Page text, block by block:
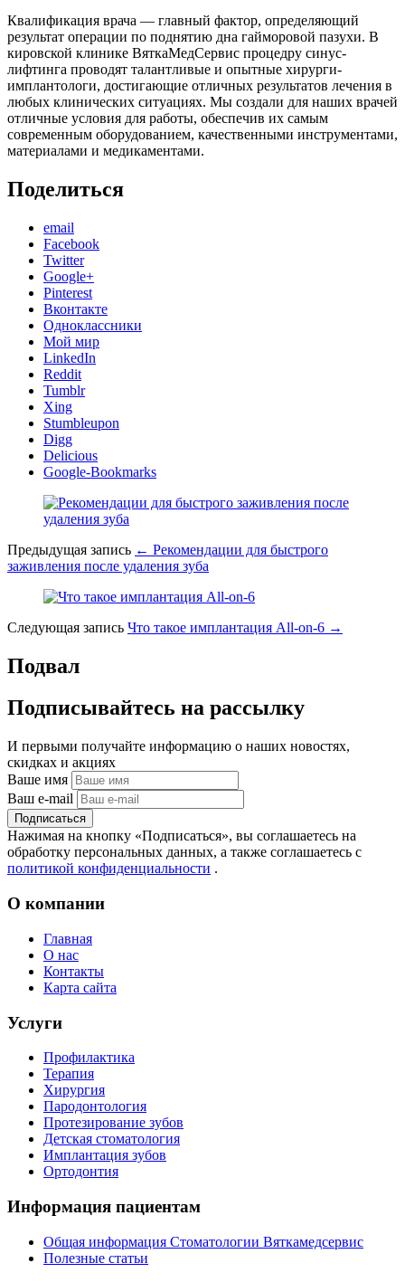
Квалификация врача — главный фактор, определяющий
результат операции по поднятию дна гайморовой пазухи. В
кировской клинике ВяткаМедСервис процедру синус-
лифтинга проводят талантливые и опытные хирурги-
имплантологи, достигающие отличных результатов лечения в
любых клинических ситуациях. Мы создали для наших врачей
отличные условия для работы, обеспечив их самым
современным оборудованием, качественными инструментами,
материалами и медикаментами.
Поделиться
email
Facebook
Twitter
Google+
Pinterest
Вконтакте
Одноклассники
Мой мир
LinkedIn
Reddit
Tumblr
Xing
Stumbleupon
Digg
Delicious
Google-Bookmarks
Предыдущая запись ← Рекомендации для быстрого
заживления после удаления зуба
Следующая запись Что такое имплантация All-on-6 →
Подвал
Подпиcывайтесь на рассылку
И первыми получайте информацию о наших новостях,
скидках и акциях
Ваше имя
Ваш e-mail
Подписаться
Нажимая на кнопку «Подписаться», вы соглашаетесь на
обработку персональных данных, а также соглашаетесь с
политикой конфиденциальности .
О компании
Главная
О нас
Контакты
Карта сайта
Услуги
Профилактика
Терапия
Хирургия
Пародонтология
Протезирование зубов
Детская стоматология
Имплантация зубов
Ортодонтия
Информация пациентам
Общая информация Стоматологии Вяткамедсервис
Полезные статьи